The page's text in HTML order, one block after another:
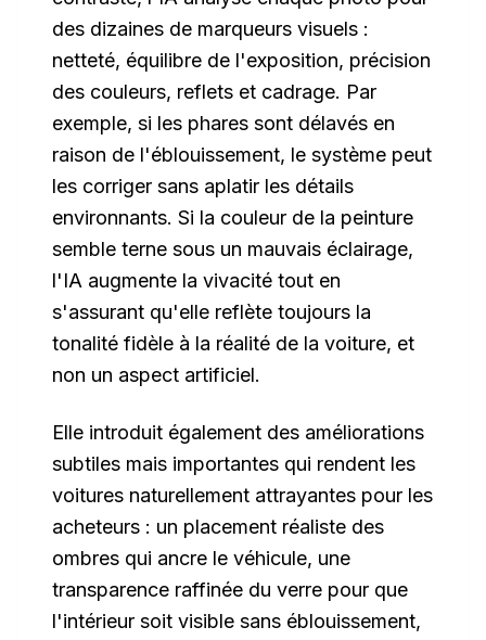
des dizaines de marqueurs visuels :
netteté, équilibre de l'exposition, précision
des couleurs, reflets et cadrage. Par
exemple, si les phares sont délavés en
raison de l'éblouissement, le système peut
les corriger sans aplatir les détails
environnants. Si la couleur de la peinture
semble terne sous un mauvais éclairage,
l'IA augmente la vivacité tout en
s'assurant qu'elle reflète toujours la
tonalité fidèle à la réalité de la voiture, et
non un aspect artificiel.
Elle introduit également des améliorations
subtiles mais importantes qui rendent les
voitures naturellement attrayantes pour les
acheteurs : un placement réaliste des
ombres qui ancre le véhicule, une
transparence raffinée du verre pour que
l'intérieur soit visible sans éblouissement,